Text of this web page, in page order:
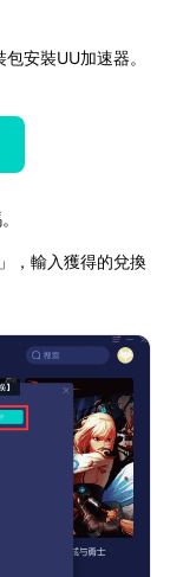
安裝UU加速器。
，輸入獲得的兌換